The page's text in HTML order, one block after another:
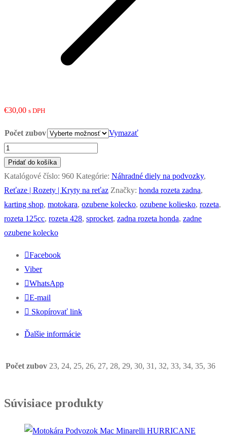
€30,00 s DPH
Počet zubov
Vymazať
množstvo
Ozubené
kolečko
(rozeta)
50mm
oceľové
(KZ
Pridať do košíka
Katalógové číslo: 960 Kategórie: Náhradné diely na podvozky,
Reťaze | Rozety | Kryty na reťaz Značky: honda rozeta zadna,
karting shop, motokara, ozubene kolecko, ozubene koliesko, rozeta,
rozeta 125cc, rozeta 428, sprocket, zadna rozeta honda, zadne
ozubene kolecko
Facebook
Viber
WhatsApp
E-mail
Skopírovať link
Ďalšie informácie
Počet zubov 23, 24, 25, 26, 27, 28, 29, 30, 31, 32, 33, 34, 35, 36
Súvisiace produkty